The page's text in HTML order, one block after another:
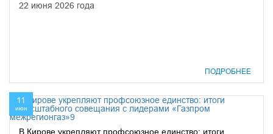
22 июня 2026 года
ПОДРОБНЕЕ
11
июн
В Кирове укрепляют профсоюзное единство: итоги ...